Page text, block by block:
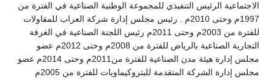
الاجتماعية الرئيس التنفيذي للمجموعة الوطنية الصناعية في الفترة من
1997م وحتى 2010م . رئيس مجلس إدارة شركة العراب للمقاولات
للفترة من 2003م وحتى 2011م رئيس اللجنة الصناعية في الغرفة
التجارية الصناعية بالرياض للفترة من 2008م وحتى 2012م عضو
مجلس إدارة هيئة مدن الصناعية للفترة من2011م وحتى 2014م عضو
مجلس إدارة الشركة المتقدمة للبتروكيماويات للفترة من 2005م